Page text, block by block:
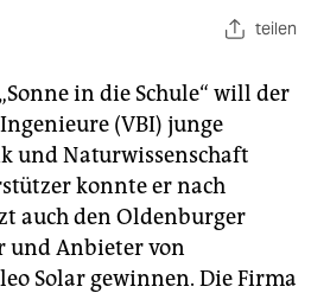
teilen
in die Schule“ will der
(VBI) junge
und Naturwissenschaft
konnte er nach
auch den Oldenburger
und Anbieter von
Solar gewinnen. Die Firma